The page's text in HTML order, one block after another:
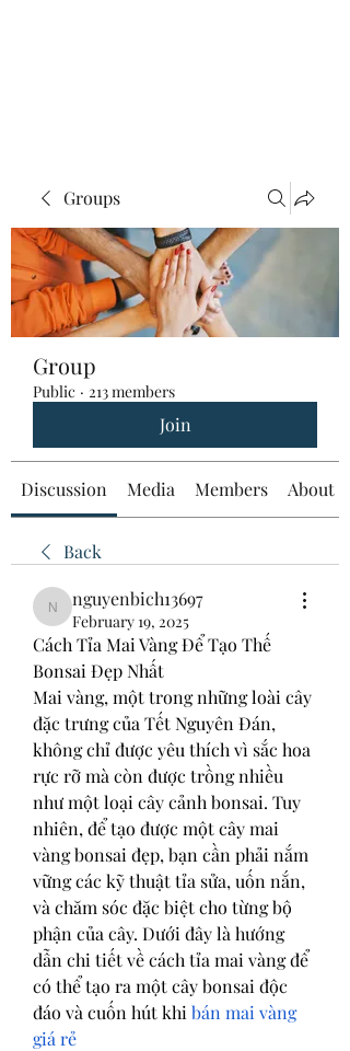
Groups
Group
Public · 213 members
Join
Discussion Media Members About
Back
nguyenbich13697
nguyenbich13697
February 19, 2025
Cách Tỉa Mai Vàng Để Tạo Thế
Bonsai Đẹp Nhất
Mai vàng, một trong những loài cây
đặc trưng của Tết Nguyên Đán,
không chỉ được yêu thích vì sắc hoa
rực rỡ mà còn được trồng nhiều
như một loại cây cảnh bonsai. Tuy
nhiên, để tạo được một cây mai
vàng bonsai đẹp, bạn cần phải nắm
vững các kỹ thuật tỉa sửa, uốn nắn,
và chăm sóc đặc biệt cho từng bộ
phận của cây. Dưới đây là hướng
dẫn chi tiết về cách tỉa mai vàng để
có thể tạo ra một cây bonsai độc
đáo và cuốn hút khi bán mai vàng
giá rẻ